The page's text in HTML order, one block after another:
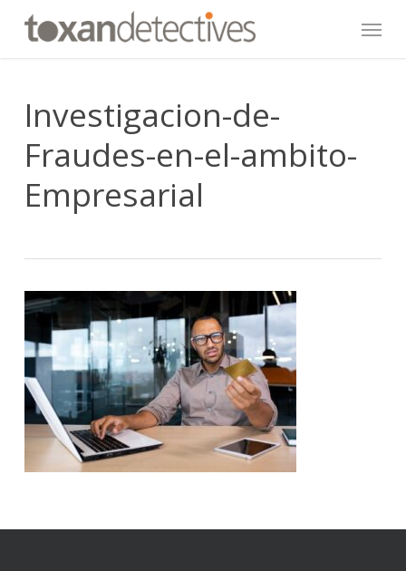
Menu
Investigacion-de-
Fraudes-en-el-ambito-
Empresarial